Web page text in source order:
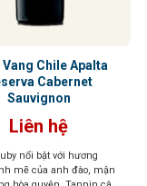
Vang Chile Apalta
Cabernet
Sauvignon
Liên hệ
nổi bật với hương
mẽ của anh đào, mận